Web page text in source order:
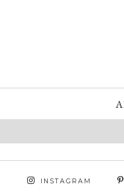
INSTAGRAM